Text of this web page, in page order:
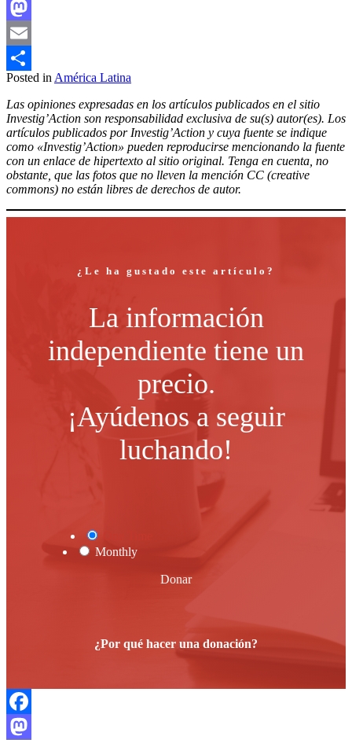
Facebook
Mastodon
Email
Compartir
Posted inAmérica Latina
Las opiniones expresadas en los artículos publicados en el sitio
Investig’Action son responsabilidad exclusiva de su(s) autor(es). Los
artículos publicados por Investig’Action y cuya fuente se indique
como «Investig’Action» pueden reproducirse mencionando la fuente
con un enlace de hipertexto al sitio original. Tenga en cuenta, no
obstante, que las fotos que no lleven la mención CC (creative
commons) no están libres de derechos de autor.
¿Le ha gustado este artículo?
La información
independiente tiene un
precio.
¡Ayúdenos a seguir
luchando!
Monthly
Donar
¿Por qué hacer una donación?
Facebook